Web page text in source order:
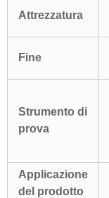
Attrezzatura
Fine
Strumento di
prova
Applicazione
del prodotto